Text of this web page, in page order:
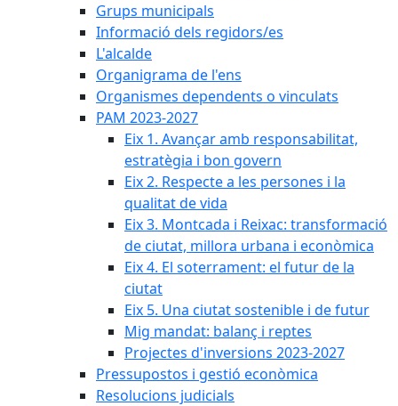
Grups municipals
Informació dels regidors/es
L'alcalde
Organigrama de l'ens
Organismes dependents o vinculats
PAM 2023-2027
Eix 1. Avançar amb responsabilitat,
estratègia i bon govern
Eix 2. Respecte a les persones i la
qualitat de vida
Eix 3. Montcada i Reixac: transformació
de ciutat, millora urbana i econòmica
Eix 4. El soterrament: el futur de la
ciutat
Eix 5. Una ciutat sostenible i de futur
Mig mandat: balanç i reptes
Projectes d'inversions 2023-2027
Pressupostos i gestió econòmica
Resolucions judicials